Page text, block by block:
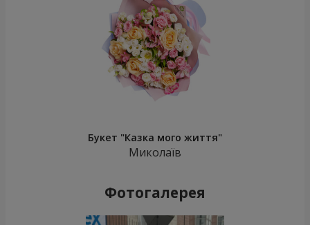
Букет "Казка мого життя"
Миколаїв
Фотогалерея